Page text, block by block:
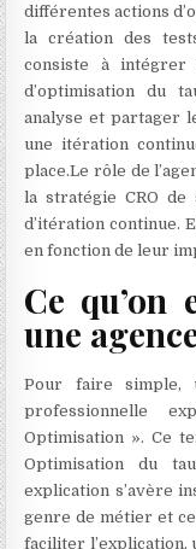
différentes actions
la création des
consiste à
d’optimisation du
analyse et partager
une itération
place.Le rôle de
la stratégie CRO
d’itération continue.
en fonction de leur
Ce qu’on
une
Pour faire simple,
professionnelle
Optimisation ». Ce
Optimisation du
explication s’avère
genre de métier et
faciliter l’explication,